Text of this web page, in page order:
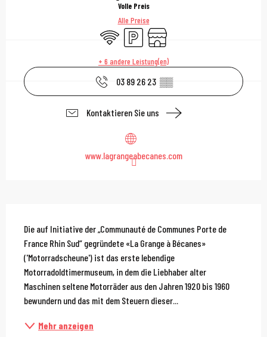
Volle Preis
Alle Preise
Wi-Fi ParkplatzShop
+ 6 andere Leistung(en)
03 89 26 23 ▒▒
Kontaktieren Sie uns
www.lagrangeabecanes.com
Beschreibung
Die auf Initiative der „Communauté de Communes Porte de
France Rhin Sud“ gegründete «La Grange à Bécanes»
('Motorradscheune') ist das erste lebendige
Motorradoldtimermuseum, in dem die Liebhaber alter
Maschinen seltene Motorräder aus den Jahren 1920 bis 1960
bewundern und das mit dem Steuern dieser...
Mehr anzeigen